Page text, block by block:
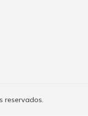
reservados.